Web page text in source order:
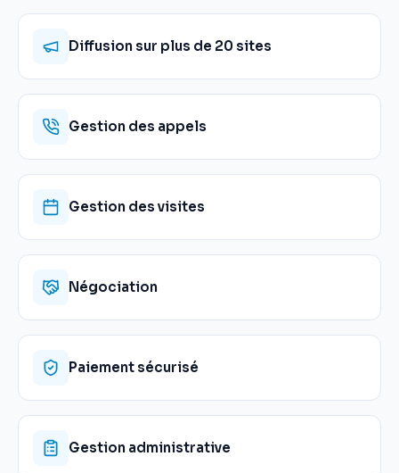
Diffusion sur plus de 20 sites
Gestion des appels
Gestion des visites
Négociation
Paiement sécurisé
Gestion administrative